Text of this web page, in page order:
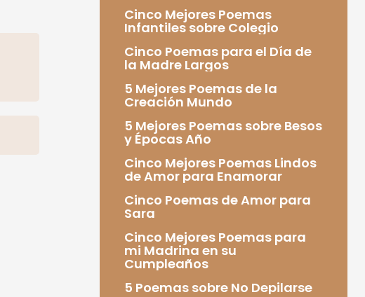
Cinco Mejores Poemas
Infantiles sobre Colegio
Cinco Poemas para el Día de
la Madre Largos
5 Mejores Poemas de la
Creación Mundo
5 Mejores Poemas sobre Besos
y Épocas Año
Cinco Mejores Poemas Lindos
de Amor para Enamorar
Cinco Poemas de Amor para
Sara
Cinco Mejores Poemas para
mi Madrina en su
Cumpleaños
5 Poemas sobre No Depilarse